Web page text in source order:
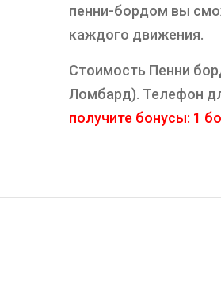
пенни-бордом вы
каждого движения.
Стоимость Пенни
Ломбард). Телефон
получите бонусы: 1